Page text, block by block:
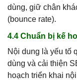
dùng, giữ chân
(bounce rate).
4.4 Chuẩn bị kế
Nội dung là yếu tố
dùng và cải thiện
hoạch triển khai